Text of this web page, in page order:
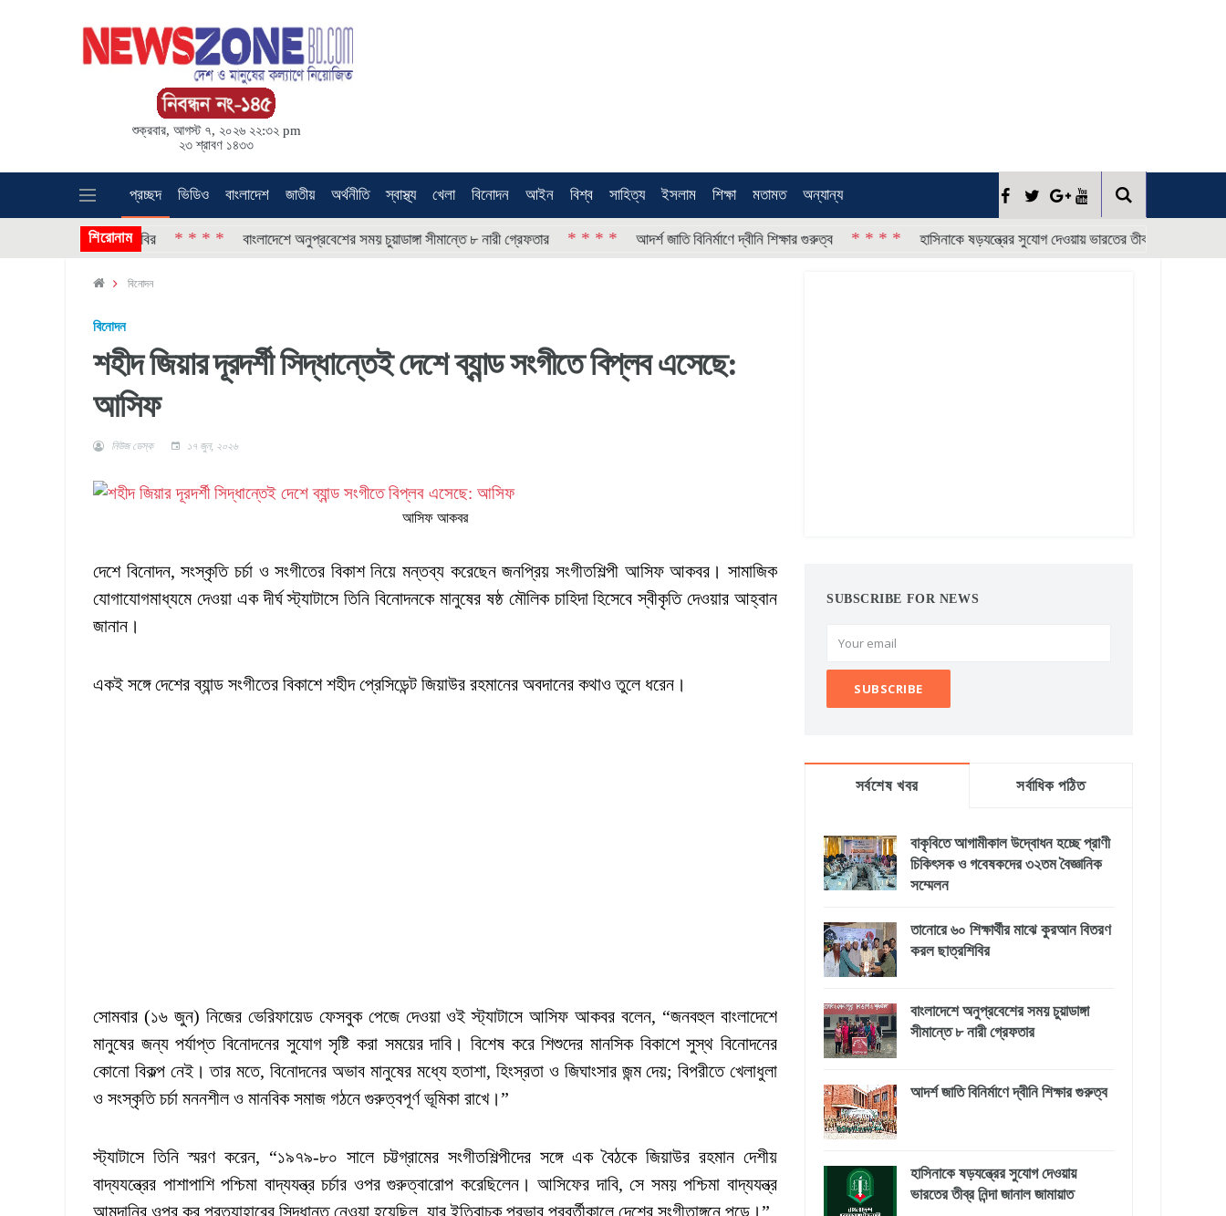
শুক্রবার, আগস্ট ৭, ২০২৬ ২২:৩২ pm
২৩ শ্রাবণ ১৪৩৩
প্রচ্ছদ ভিডিও বাংলাদেশ জাতীয় অর্থনীতি স্বাস্থ্য খেলা বিনোদন আইন বিশ্ব সাহিত্য ইসলাম শিক্ষা মতামত অন্যান্য
শিরোনাম
করল ছাত্রশিবির * * * * বাংলাদেশে অনুপ্রবেশের সময় চুয়াডাঙ্গা সীমান্তে ৮ নারী গ্রেফতার * * * * আদর্শ জাতি বিনির্মাণে দ্বীনি শিক্ষার গুরুত্ব * * * * হাসিনাকে ষড়যন্ত্রের সুযোগ দেওয়ায় ভারতের তীব্র নিন্দা জানাল জামায়াত
বিনোদন
বিনোদন
শহীদ জিয়ার দূরদর্শী সিদ্ধান্তেই দেশে ব্যান্ড সংগীতে বিপ্লব এসেছে:
আসিফ
নিউজ ডেস্ক ১৭ জুন, ২০২৬
আসিফ আকবর
দেশে বিনোদন, সংস্কৃতি চর্চা ও সংগীতের বিকাশ নিয়ে মন্তব্য করেছেন জনপ্রিয় সংগীতশিল্পী আসিফ আকবর। সামাজিক
যোগাযোগমাধ্যমে দেওয়া এক দীর্ঘ স্ট্যাটাসে তিনি বিনোদনকে মানুষের ষষ্ঠ মৌলিক চাহিদা হিসেবে স্বীকৃতি দেওয়ার আহ্বান
জানান।
একই সঙ্গে দেশের ব্যান্ড সংগীতের বিকাশে শহীদ প্রেসিডেন্ট জিয়াউর রহমানের অবদানের কথাও তুলে ধরেন।
সোমবার (১৬ জুন) নিজের ভেরিফায়েড ফেসবুক পেজে দেওয়া ওই স্ট্যাটাসে আসিফ আকবর বলেন, “জনবহুল বাংলাদেশে
মানুষের জন্য পর্যাপ্ত বিনোদনের সুযোগ সৃষ্টি করা সময়ের দাবি। বিশেষ করে শিশুদের মানসিক বিকাশে সুস্থ বিনোদনের
কোনো বিকল্প নেই। তার মতে, বিনোদনের অভাব মানুষের মধ্যে হতাশা, হিংস্রতা ও জিঘাংসার জন্ম দেয়; বিপরীতে খেলাধুলা
ও সংস্কৃতি চর্চা মননশীল ও মানবিক সমাজ গঠনে গুরুত্বপূর্ণ ভূমিকা রাখে।”
স্ট্যাটাসে তিনি স্মরণ করেন, “১৯৭৯-৮০ সালে চট্টগ্রামের সংগীতশিল্পীদের সঙ্গে এক বৈঠকে জিয়াউর রহমান দেশীয়
বাদ্যযন্ত্রের পাশাপাশি পশ্চিমা বাদ্যযন্ত্র চর্চার ওপর গুরুত্বারোপ করেছিলেন। আসিফের দাবি, সে সময় পশ্চিমা বাদ্যযন্ত্র
আমদানির ওপর কর প্রত্যাহারের সিদ্ধান্ত নেওয়া হয়েছিল, যার ইতিবাচক প্রভাব পরবর্তীকালে দেশের সংগীতাঙ্গনে পড়ে।”
SUBSCRIBE FOR NEWS
সর্বশেষ খবর সর্বাধিক পঠিত
বাকৃবিতে আগামীকাল উদ্বোধন হচ্ছে প্রাণী
চিকিৎসক ও গবেষকদের ৩২তম বৈজ্ঞানিক
সম্মেলন
তানোরে ৬০ শিক্ষার্থীর মাঝে কুরআন বিতরণ
করল ছাত্রশিবির
বাংলাদেশে অনুপ্রবেশের সময় চুয়াডাঙ্গা
সীমান্তে ৮ নারী গ্রেফতার
আদর্শ জাতি বিনির্মাণে দ্বীনি শিক্ষার গুরুত্ব
হাসিনাকে ষড়যন্ত্রের সুযোগ দেওয়ায়
ভারতের তীব্র নিন্দা জানাল জামায়াত